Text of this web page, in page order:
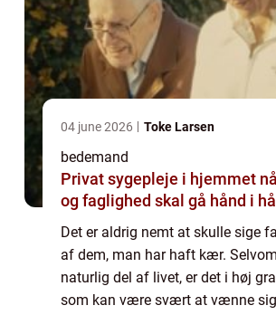
04 june 2026 Toke Larsen
bedemand
Privat sygepleje i hjemmet når nærvær
og faglighed skal gå hånd i
Det er aldrig nemt at skulle sige
af dem, man har haft kær.
naturlig del af livet, er det i høj
som kan være svært at vænne